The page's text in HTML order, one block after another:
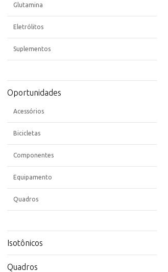
Glutamina
Eletrólitos
Suplementos
Oportunidades
Acessórios
Bicicletas
Componentes
Equipamento
Quadros
Isotônicos
Quadros